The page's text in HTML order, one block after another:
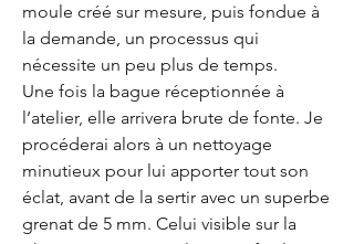
moule créé sur mesure, puis fondue à
la demande, un processus qui
nécessite un peu plus de temps.
Une fois la bague réceptionnée à
l’atelier, elle arrivera brute de fonte. Je
procéderai alors à un nettoyage
minutieux pour lui apporter tout son
éclat, avant de la sertir avec un superbe
grenat de 5 mm. Celui visible sur la